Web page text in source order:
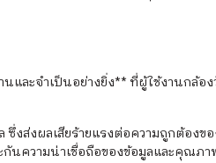
และจำเป็นอย่างยิ่ง** ที่ผู้ใช้งานกล้
งส่งผลเสียร้ายแรงต่อความถูกต้อง
นความน่าเชื่อถือของข้อมูลและคุณภา